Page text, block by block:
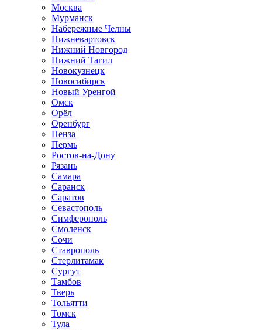
Москва
Мурманск
Набережные Челны
Нижневартовск
Нижний Новгород
Нижний Тагил
Новокузнецк
Новосибирск
Новый Уренгой
Омск
Орёл
Оренбург
Пенза
Пермь
Ростов-на-Дону
Рязань
Самара
Саранск
Саратов
Севастополь
Симферополь
Смоленск
Сочи
Ставрополь
Стерлитамак
Сургут
Тамбов
Тверь
Тольятти
Томск
Тула